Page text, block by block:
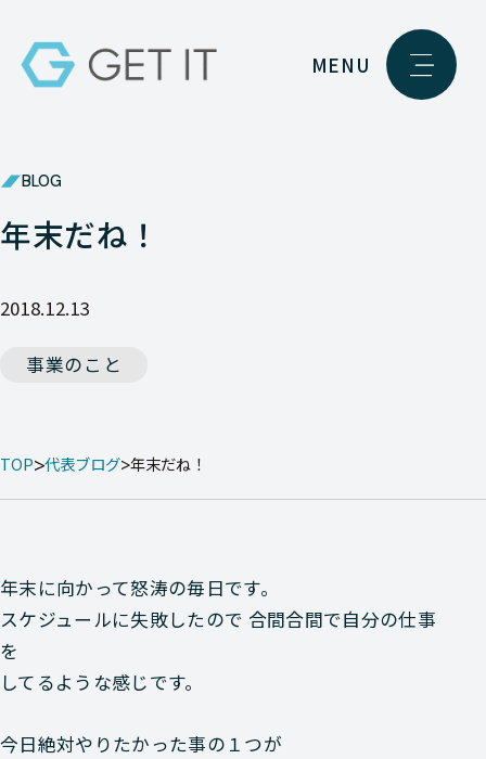
MENU
BLOG
年末だね！
2018.12.13
事業のこと
TOP 代表ブログ 年末だね！
年末に向かって怒涛の毎日です。
スケジュールに失敗したので 合間合間で自分の仕事
を
してるような感じです。
今日絶対やりたかった事の１つが